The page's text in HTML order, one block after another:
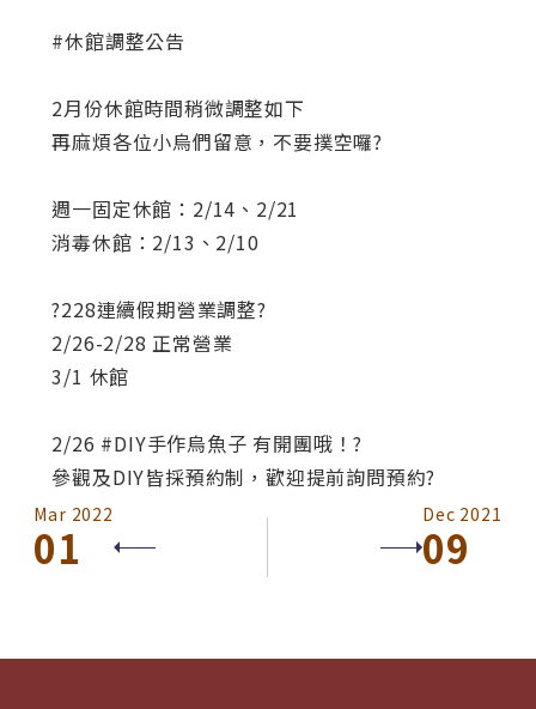
#休館調整公告
2月份休館時間稍微調整如下
再麻煩各位小烏們留意，不要撲空囉?
週一固定休館：2/14、2/21
消毒休館：2/13、2/10
?228連續假期營業調整?
2/26-2/28 正常營業
3/1 休館
2/26 #DIY手作烏魚子 有開團哦！?
參觀及DIY皆採預約制，歡迎提前詢問預約?
Mar 2022
01
Dec 2021
09